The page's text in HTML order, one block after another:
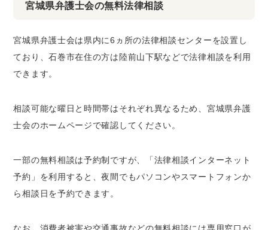
宮城県弁護士会の無料法律相談
宮城県弁護士会は県内に6ヵ所の法律相談センターを設置し
ており、石巻市在住の方は陸前山下駅などで法律相談を利用
できます。
相談可能な曜日と時間帯はそれぞれ異なるため、宮城県弁護
士会のホームページで確認してください。
一部の無料相談は予約制ですが、「法律相談インターネット
予約」を利用すると、夜間でもパソコンやスマートフォンか
ら相談日を予約できます。